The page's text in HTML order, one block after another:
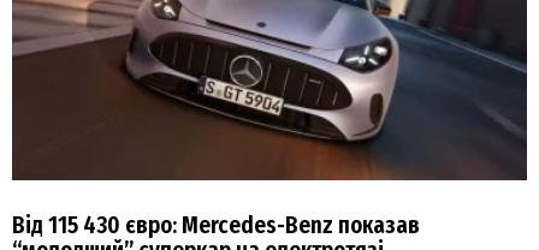
Від 115 430 євро: Mercedes-Benz показав